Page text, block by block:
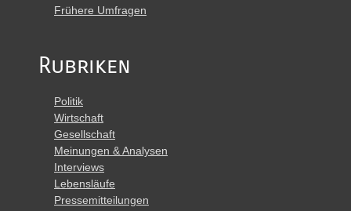
Frühere Umfragen
Rubriken
Politik
Wirtschaft
Gesellschaft
Meinungen & Analysen
Interviews
Lebensläufe
Pressemitteilungen